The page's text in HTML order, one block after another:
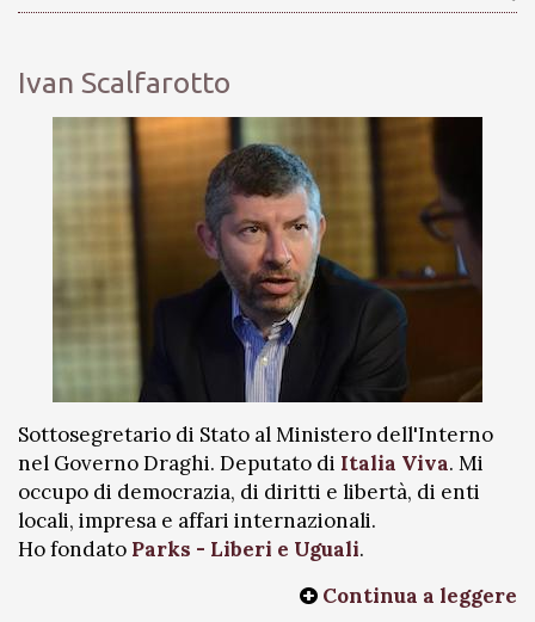
Ivan Scalfarotto
Sottosegretario di Stato al Ministero dell'Interno
nel Governo Draghi. Deputato di Italia Viva. Mi
occupo di democrazia, di diritti e libertà, di enti
locali, impresa e affari internazionali.
Ho fondato Parks - Liberi e Uguali.
Continua a leggere